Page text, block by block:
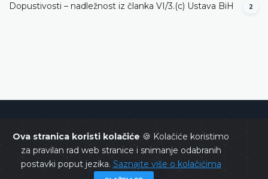
Ova stranica koristi kolačiće 🍪 Kolačiće koristimo
za pravilan rad web stranice i snimanje odabranih
postavki poput jezika. Saznajte više o kolačićima
Dopustivosti – nadležnost iz članka VI/3.(c) Ustava BiH 2